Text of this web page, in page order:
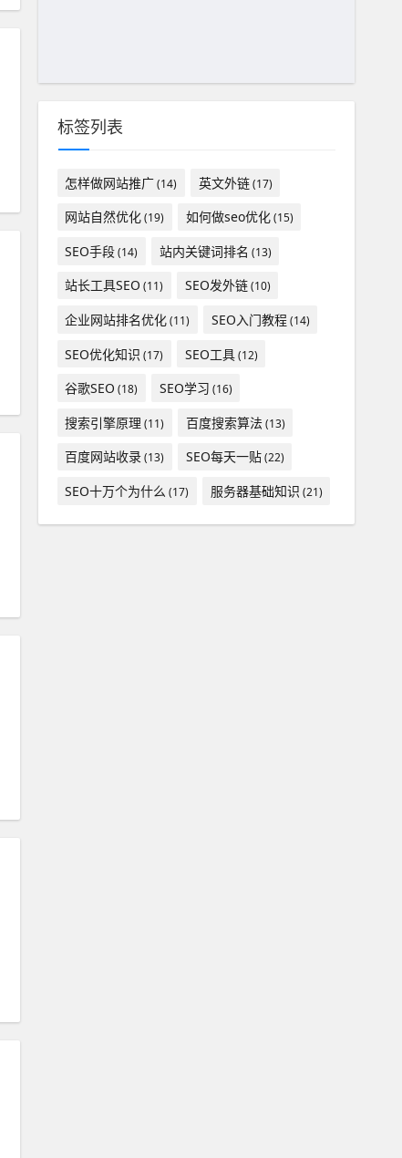
标签列表
怎样做网站推广(14) 英文外链(17)
网站自然优化(19) 如何做seo优化(15)
SEO手段(14) 站内关键词排名 (13)
站长工具SEO (11) SEO发外链(10)
企业网站排名优化(11) SEO入门教程(14)
SEO优化知识 (17) SEO工具(12)
谷歌SEO (18) SEO学习 (16)
搜索引擎原理 (11) 百度搜索算法(13)
百度网站收录(13) SEO每天一贴(22)
SEO十万个为什么 (17) 服务器基础知识 (21)